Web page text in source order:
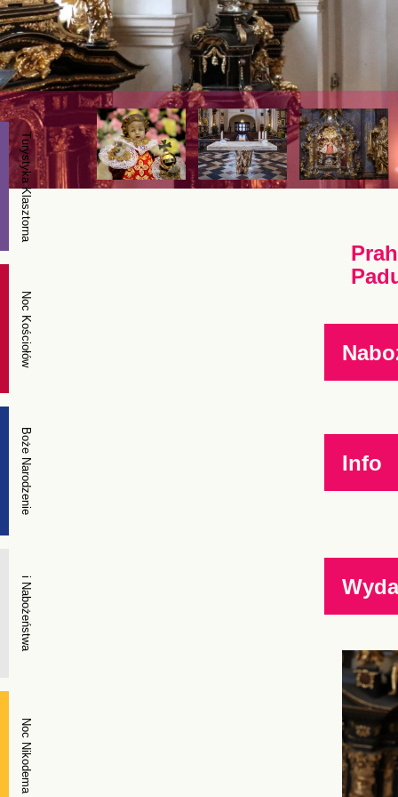
Info
Turystyka Klasztorna
Noc Nikodema
Noc Kościołów
Boże Narodzenie
i Nabożeństwa